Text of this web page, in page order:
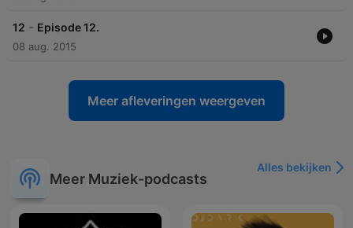
12 - Episode 12.
08 aug. 2015
Meer afleveringen weergeven
Meer Muziek-podcasts
Alles bekijken